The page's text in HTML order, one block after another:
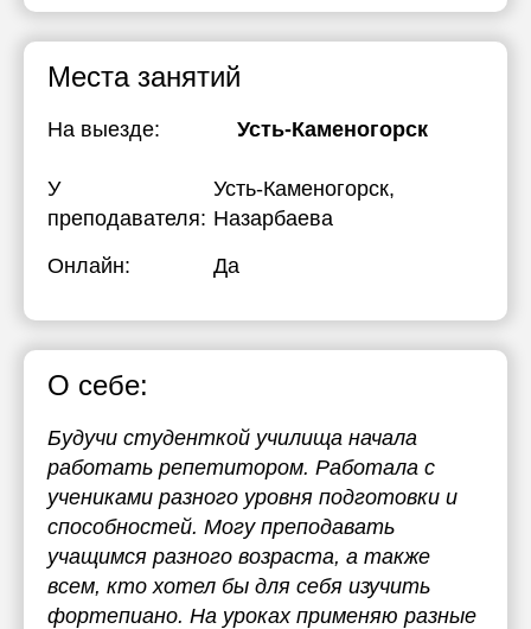
Места занятий
На выезде: Усть-Каменогорск
У
преподавателя:
Усть-Каменогорск,
Назарбаева
Онлайн:
Да
О себе:
Будучи студенткой училища начала
работать репетитором. Работала с
учениками разного уровня подготовки и
способностей. Могу преподавать
учащимся разного возраста, а также
всем, кто хотел бы для себя изучить
фортепиано. На уроках применяю разные